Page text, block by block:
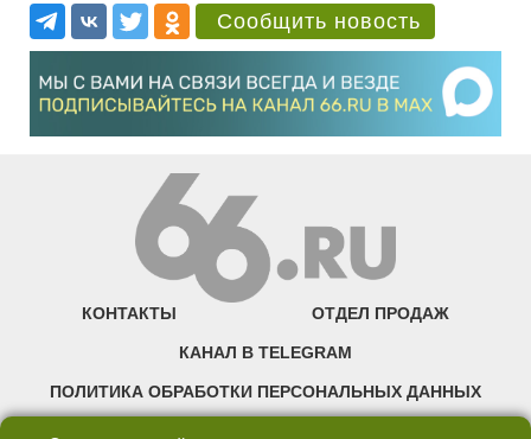
Сообщить новость
КОНТАКТЫ ОТДЕЛ ПРОДАЖ
КАНАЛ В TELEGRAM
ПОЛИТИКА ОБРАБОТКИ ПЕРСОНАЛЬНЫХ ДАННЫХ